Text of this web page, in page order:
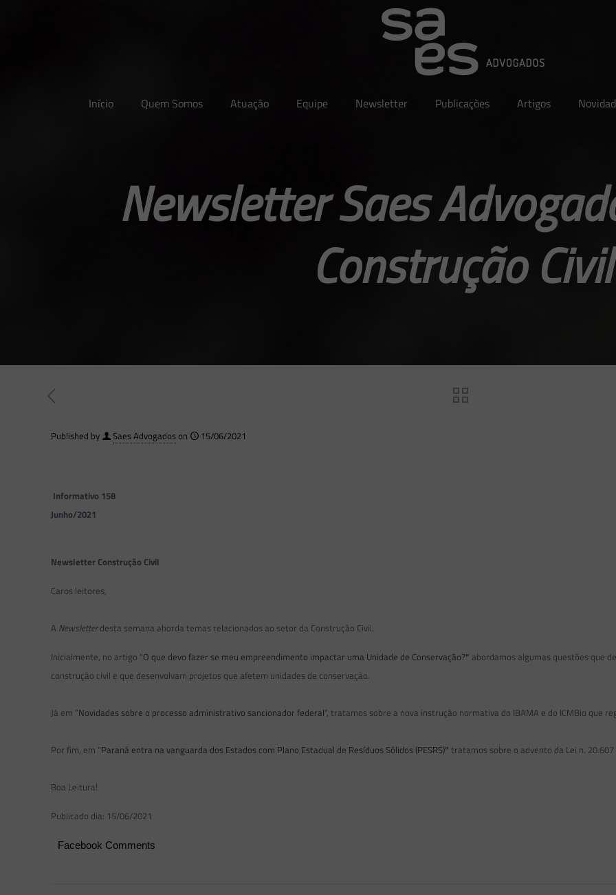
Início Quem Somos Atuação Equipe Newsletter Publicações Artigos
Newsletter Saes
Construção Civil
Published by Saes Advogadoson 15/06/2021
Informativo 158
Junho/2021
Newsletter Construção Civil
Caros leitores,
A Newsletterdesta semana aborda temas relacionados ao setor da Construção Civil.
Inicialmente, no artigo “O que devo fazer se meu empreendimento impactar uma Unidade de Conservação?” abordamos algumas questões que
construção civil e que desenvolvam projetos que afetem unidades de conservação.
Já em “Novidades sobre o processo administrativo sancionador federal“, tratamos sobre a nova instrução normativa do IBAMA e do ICMBio que
Por fim, em “Paraná entra na vanguarda dos Estados com Plano Estadual de Resíduos Sólidos (PESRS)” tratamos sobre o advento da Lei n.
Boa Leitura!
Publicado dia: 15/06/2021
Facebook Comments